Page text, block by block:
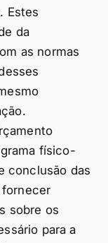
Estes
da
as normas
físico-
conclusão das
fornecer
sobre os
para a